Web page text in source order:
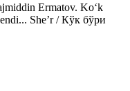
Ermatov. Ko‘k
She’r / Кўк бўри